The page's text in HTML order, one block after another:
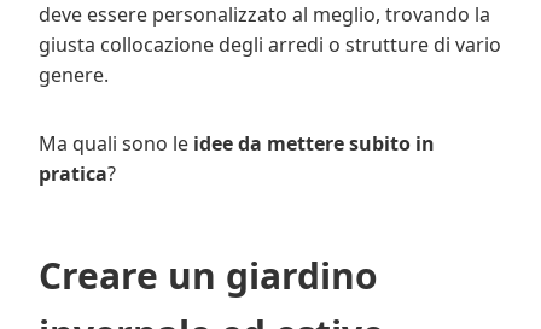
deve essere personalizzato al meglio, trovando la
giusta collocazione degli arredi o strutture di vario
genere.
Ma quali sono le idee da mettere subito in
pratica?
Creare un giardino